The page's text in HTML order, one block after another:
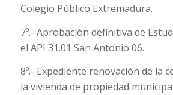
Colegio Público Extremadura.
7º.- Aprobación definitiva de
el API 31.01 San Antonio 06.
8º.- Expediente renovación de la
la vivienda de propiedad